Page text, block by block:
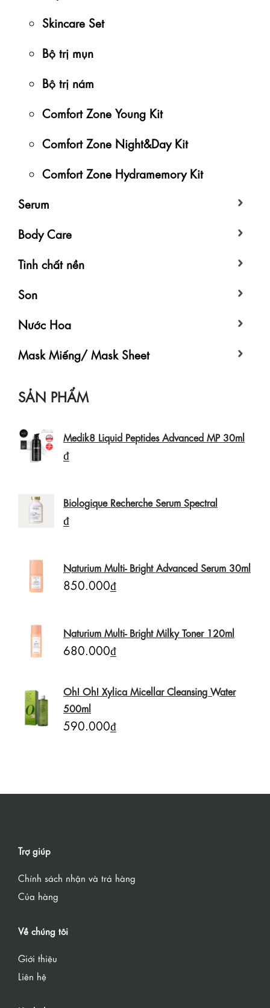
Skincare Set
Bộ trị mụn
Bộ trị nám
Comfort Zone Young Kit
Comfort Zone Night&Day Kit
Comfort Zone Hydramemory Kit
Serum
Body Care
Tinh chất nền
Son
Nước Hoa
Mask Miếng/ Mask Sheet
SẢN PHẨM
Medik8 Liquid Peptides Advanced MP 30ml
₫
Biologique Recherche Serum Spectral
₫
Naturium Multi- Bright Advanced Serum 30ml
850.000₫
Naturium Multi- Bright Milky Toner 120ml
680.000₫
Oh! Oh! Xylica Micellar Cleansing Water
500ml
590.000₫
Trợ giúp
Chính sách nhận và trả hàng
Của hàng
Về chúng tôi
Giới thiệu
Liên hệ